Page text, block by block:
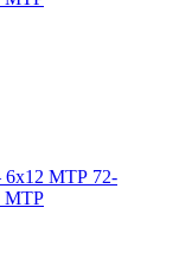
72-
MTP